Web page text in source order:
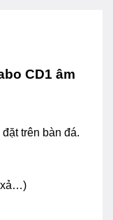
CD1 âm
trên bàn đá.
xả…)